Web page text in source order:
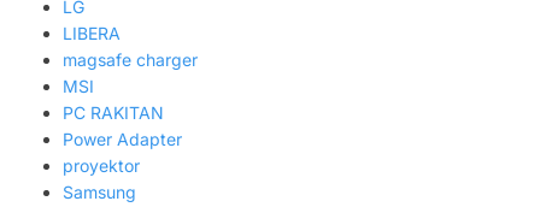
LG
LIBERA
magsafe charger
MSI
PC RAKITAN
Power Adapter
proyektor
Samsung